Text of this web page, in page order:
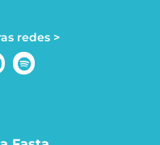
redes >